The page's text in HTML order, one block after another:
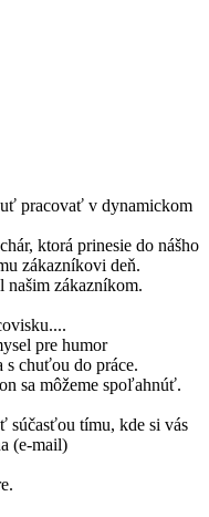
pracovať v dynamickom
ktorá prinesie do nášho
zákazníkovi deň.
našim zákazníkom.
pre humor
s chuťou do práce.
sa môžeme spoľahnúť.
súčasťou tímu, kde si vás
(e-mail)